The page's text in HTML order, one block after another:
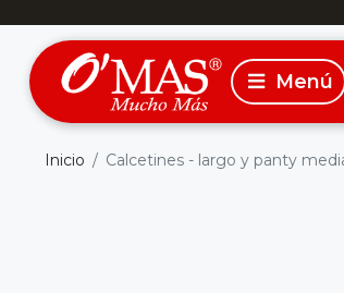
Inicio Calcetines - largo y panty